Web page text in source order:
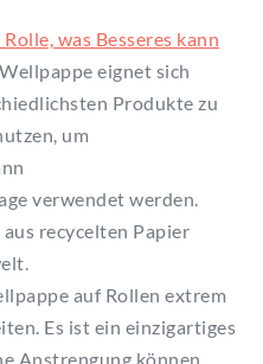
was Besseres kann
eignet sich
Produkte zu
um
verwendet werden.
recycelten Papier
auf Rollen extrem
Es ist ein einzigartiges
Anstrengung können